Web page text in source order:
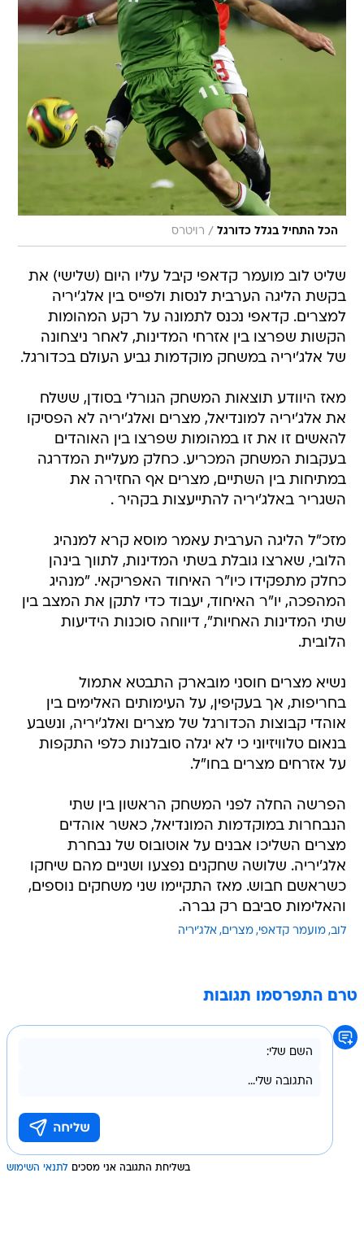
הכל התחיל בגלל כדורגל / רויטרס
שליט לוב מועמר קדאפי קיבל עליו היום (שלישי) את
בקשת הליגה הערבית לנסות ולפייס בין אלג'יריה
למצרים. קדאפי נכנס לתמונה על רקע המהומות
הקשות שפרצו בין אזרחי המדינות, לאחר ניצחונה
של אלג'יריה במשחק מוקדמות גביע העולם בכדורגל.
מאז היוודע תוצאות המשחק הגורלי בסודן, ששלח
את אלג'יריה למונדיאל, מצרים ואלג'יריה לא הפסיקו
להאשים זו את זו במהומות שפרצו בין האוהדים
בעקבות המשחק המכריע. כחלק מעליית המדרגה
במתיחות בין השתיים, מצרים אף החזירה את
השגריר באלג'יריה להתייעצות בקהיר .
מזכ"ל הליגה הערבית עאמר מוסא קרא למנהיג
הלובי, שארצו גובלת בשתי המדינות, לתווך בינהן
כחלק מתפקידו כיו"ר האיחוד האפריקאי. "מנהיג
המהפכה, יו"ר האיחוד, יעבוד כדי לתקן את המצב בין
שתי המדינות האחיות", דיווחה סוכנות הידיעות
הלובית.
נשיא מצרים חוסני מובארק התבטא אתמול
בחריפות, אך בעקיפין, על העימותים האלימים בין
אוהדי קבוצות הכדורגל של מצרים ואלג'יריה, ונשבע
בנאום טלוויזיוני כי לא יגלה סובלנות כלפי התקפות
על אזרחים מצרים בחו"ל.
הפרשה החלה לפני המשחק הראשון בין שתי
הנבחרות במוקדמות המונדיאל, כאשר אוהדים
מצרים השליכו אבנים על אוטובוס של נבחרת
אלג'יריה. שלושה שחקנים נפצעו ושניים מהם שיחקו
כשראשם חבוש. מאז התקיימו שני משחקים נוספים,
והאלימות סביבם רק גברה.
לוב מועמר קדאפי מצרים אלג'יריה
טרם התפרסמו תגובות
בשליחת התגובה אני מסכים לתנאי השימוש